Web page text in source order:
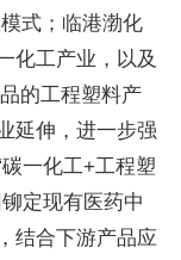
式；临港渤化
化工产业，以及
的工程塑料产
延伸，进一步强
一化工+工程塑
定现有医药中
结合下游产品应